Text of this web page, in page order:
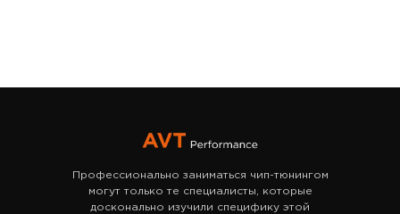
Профессионально заниматься чип-тюнингом
могут только те специалисты, которые
досконально изучили специфику этой